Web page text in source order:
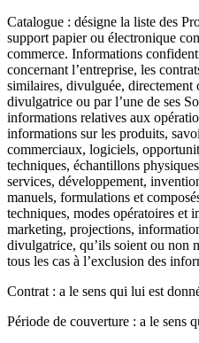
Catalogue : désigne la liste des
support papier ou électronique
commerce. Informations
concernant l’entreprise, les
similaires, divulguée, directement
divulgatrice ou par l’une de ses
informations relatives aux
informations sur les produits,
commerciaux, logiciels,
techniques, échantillons
services, développement,
manuels, formulations et
techniques, modes opératoires et
marketing, projections,
divulgatrice, qu’ils soient ou non
tous les cas à l’exclusion des
Contrat : a le sens qui lui est
Période de couverture : a le sens